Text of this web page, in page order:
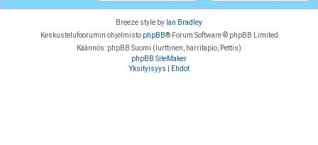
Breeze style by Ian Bradley
Keskustelufoorumin ohjelmisto phpBB® Forum Software © phpBB Limited
Käännös: phpBB Suomi (lurttinen, harritapio, Pettis)
phpBB SiteMaker
Yksityisyys
Ehdot